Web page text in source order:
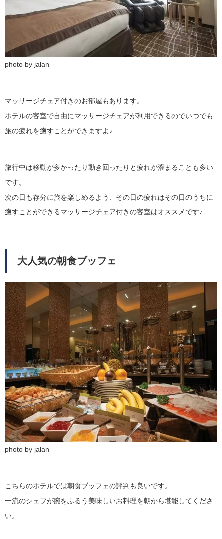
photo by jalan
マッサージチェア付きのお部屋もあります。
ホテルの客室で自由にマッサージチェアが利用できるのでいつでも
旅の疲れを癒すことができますよ♪
旅行中は移動が多かったり動き回ったりと疲れが溜まることも多い
です。
次の日も存分に旅を楽しめるよう、その日の疲れはその日のうちに
癒すことができるマッサージチェア付きの客室はオススメです♪
大人気の朝食ブッフェ
photo by jalan
こちらのホテルでは朝食ブッフェの評判も良いです。
一流のシェフが腕をふるう美味しいお料理を朝から堪能してくださ
い。